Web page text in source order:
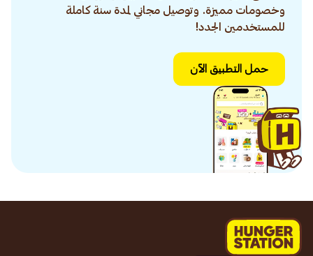
وخصومات مميزة. وتوصيل مجاني لمدة سنة كاملة
للمستخدمين الجدد!
حمل التطبيق الآن